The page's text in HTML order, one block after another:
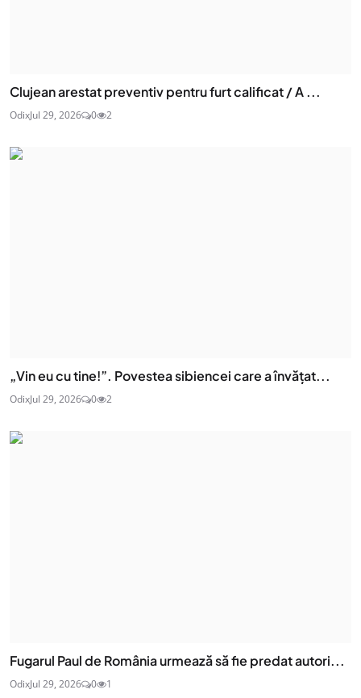
Clujean arestat preventiv pentru furt calificat / A ...
OdixJul 29, 2026 0 2
„Vin eu cu tine!”. Povestea sibiencei care a învățat...
OdixJul 29, 2026 0 2
Fugarul Paul de România urmează să fie predat autori...
OdixJul 29, 2026 0 1